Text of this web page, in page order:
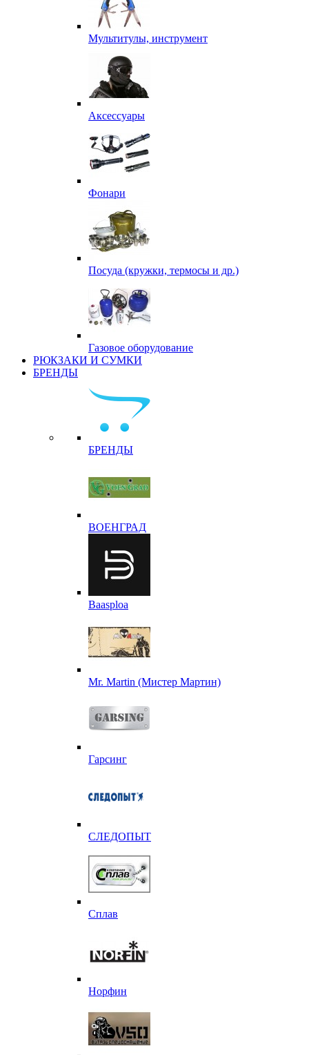
Мультитулы, инструмент
Аксессуары
Фонари
Посуда (кружки, термосы и др.)
Газовое оборудование
РЮКЗАКИ И СУМКИ
БРЕНДЫ
БРЕНДЫ
ВОЕНГРАД
Baasploa
Mr. Martin (Мистер Мартин)
Гарсинг
СЛЕДОПЫТ
Сплав
Норфин